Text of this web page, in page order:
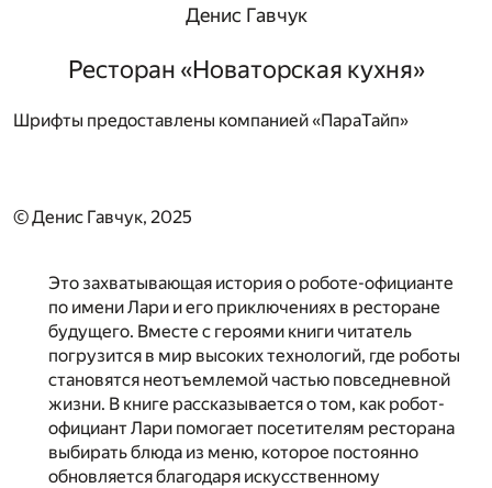
Денис Гавчук
Ресторан «Новаторская кухня»
Шрифты предоставлены компанией «ПараТайп»
© Денис Гавчук, 2025
Это захватывающая история о роботе-официанте
по имени Лари и его приключениях в ресторане
будущего. Вместе с героями книги читатель
погрузится в мир высоких технологий, где роботы
становятся неотъемлемой частью повседневной
жизни. В книге рассказывается о том, как робот-
официант Лари помогает посетителям ресторана
выбирать блюда из меню, которое постоянно
обновляется благодаря искусственному